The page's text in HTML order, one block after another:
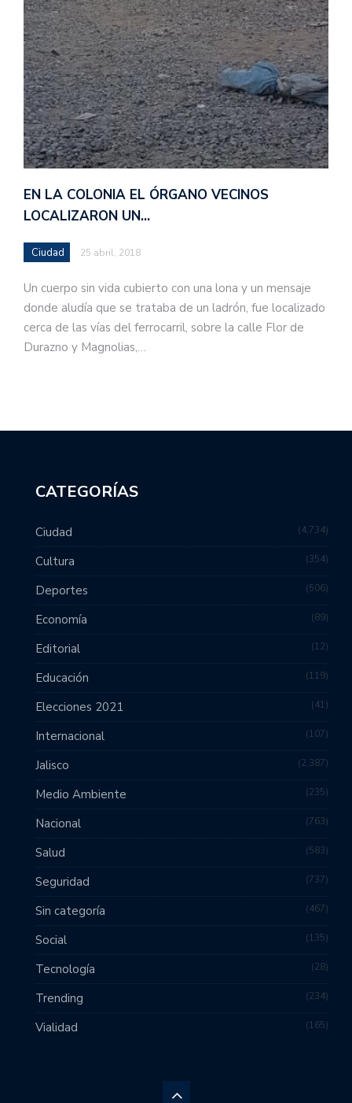
EN LA COLONIA EL ÓRGANO VECINOS
LOCALIZARON UN…
Ciudad 25 abril, 2018
Un cuerpo sin vida cubierto con una lona y un mensaje
donde aludía que se trataba de un ladrón, fue localizado
cerca de las vías del ferrocarril, sobre la calle Flor de
Durazno y Magnolias,…
CATEGORÍAS
Ciudad 4,734
Cultura 354
Deportes 506
Economía 89
Editorial 12
Educación 119
Elecciones 2021 41
Internacional 107
Jalisco 2,387
Medio Ambiente 235
Nacional 763
Salud 583
Seguridad 737
Sin categoría 467
Social 135
Tecnología 28
Trending 234
Vialidad 165